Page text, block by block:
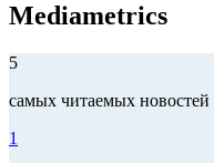
Mediametrics
5
самых читаемых новостей
1